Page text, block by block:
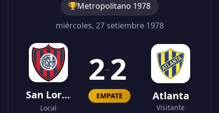
Metropolitano 1978
miércoles, 27 setiembre 1978
San Lorenzo
Local
2-2
EMPATE Atlanta
Visitante